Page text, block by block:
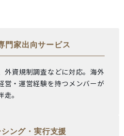
門家出向サービス
外資規制調査などに対応。海外
営・運営経験を持つメンバーが
。
ング・実行支援